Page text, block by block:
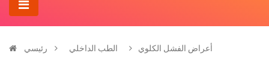
رئيسي الطب الداخلي أعراض الفشل الكلوي